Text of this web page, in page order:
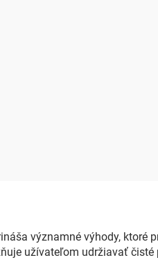
významné výhody, ktoré
užívateľom udržiavať